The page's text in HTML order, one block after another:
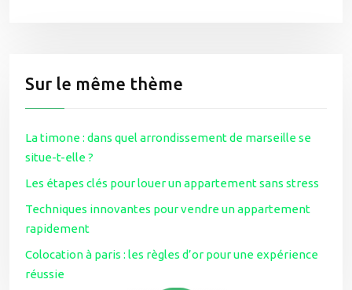
Sur le même thème
La timone : dans quel arrondissement de marseille se
situe-t-elle ?
Les étapes clés pour louer un appartement sans stress
Techniques innovantes pour vendre un appartement
rapidement
Colocation à paris : les règles d’or pour une expérience
réussie